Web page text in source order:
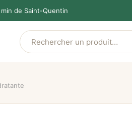
min de Saint-Quentin